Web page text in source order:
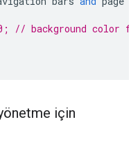
// background color
için